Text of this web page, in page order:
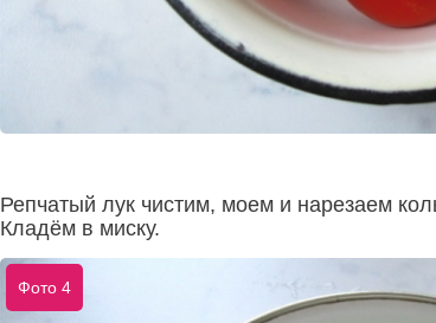
Репчатый лук чистим, моем и нарезаем
Кладём в миску.
Фото 4